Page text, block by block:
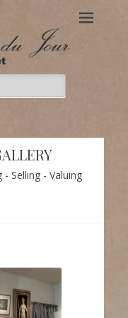
du Jour
Au Bonheur du Jour – Nicole
Selling - Valuing